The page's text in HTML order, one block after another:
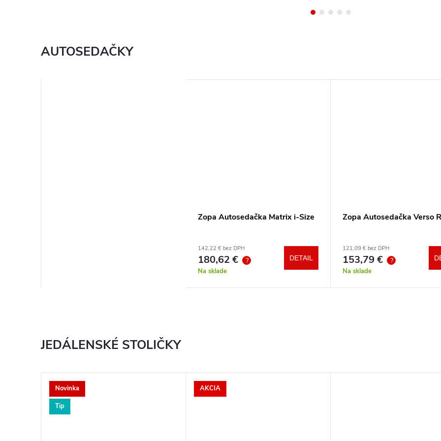
AUTOSEDAČKY
Zopa Autosedačka Matrix i-Size
142,22 € bez DPH
180,62 € ?
Na sklade
DETAIL
Zopa Autosedačka Verso
121,09 € bez DPH
153,79 € ?
Na sklade
JEDÁLENSKÉ STOLIČKY
Novinka
Tip
AKCIA